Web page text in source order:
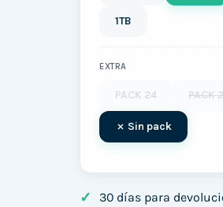
1TB
EXTRA
PACK 24 PACK
Sin pack
✓ 30 días para